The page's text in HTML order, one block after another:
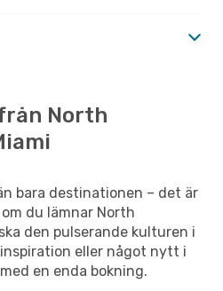
North
bara destinationen – det är
du lämnar North
den pulserande kulturen i
inspiration eller något nytt i
en enda bokning.